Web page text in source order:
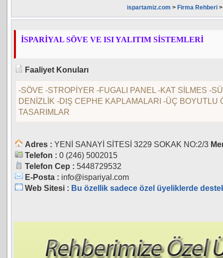
ispartamiz.com > Firma Rehberi >
İSPARİYAL SÖVE VE ISI YALITIM SİSTEMLERİ
Faaliyet Konuları
-SÖVE -STROPİYER -FUGALI PANEL -KAT SİLMES -
DENİZLİK -DIŞ CEPHE KAPLAMALARI -ÜÇ BOYUTLU
TASARIMLAR
Adres : YENİ SANAYİ SİTESİ 3229 SOKAK NO:2/3
Telefon : 0 (246) 5002015
Telefon Cep : 5448729532
E-Posta : info@ispariyal.com
Web Sitesi : Bu özellik sadece özel üyeliklerde